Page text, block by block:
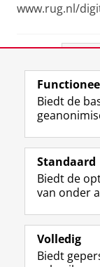
www.rug.nl/
View this page
Studiekiezers
Alumni
Over ons
Biedt de
Standaard
Biedt de
van onder
Volledig
Biedt